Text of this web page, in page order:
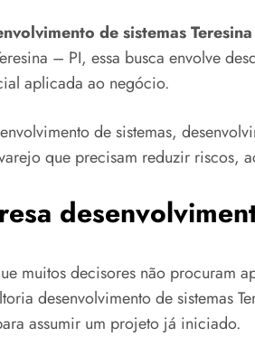
de sistemas Teresina
– PI, essa busca envolve
aplicada ao negócio.
de sistemas,
que precisam reduzir riscos,
muitos decisores não procuram
desenvolvimento de
assumir um projeto já iniciado.